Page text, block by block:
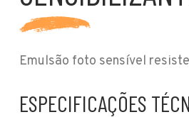
Emulsão foto sensível
ESPECIFICAÇÕES